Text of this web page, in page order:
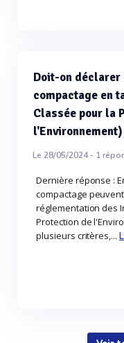
Doit-on
compactage en
Classée pour la
l'Environnement)
Le 28/05/2024 - 1
Dernière réponse :
compactage
réglementation des
Protection de
plusieurs critères,...